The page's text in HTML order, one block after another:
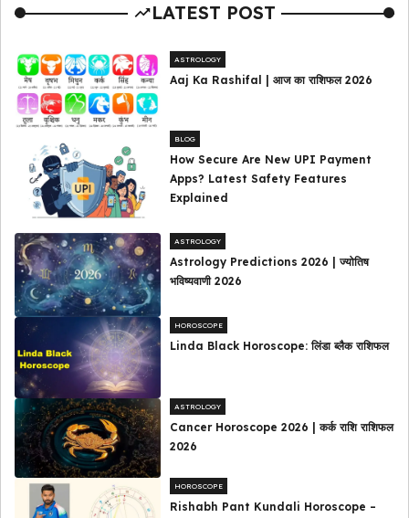
LATEST POST
ASTROLOGY
Aaj Ka Rashifal | आज का राशिफल 2026
BLOG
How Secure Are New UPI Payment
Apps? Latest Safety Features
Explained
ASTROLOGY
Astrology Predictions 2026 | ज्योतिष
भविष्यवाणी 2026
HOROSCOPE
Linda Black Horoscope: लिंडा ब्लैक राशिफल
ASTROLOGY
Cancer Horoscope 2026 | कर्क राशि राशिफल
2026
HOROSCOPE
Rishabh Pant Kundali Horoscope –